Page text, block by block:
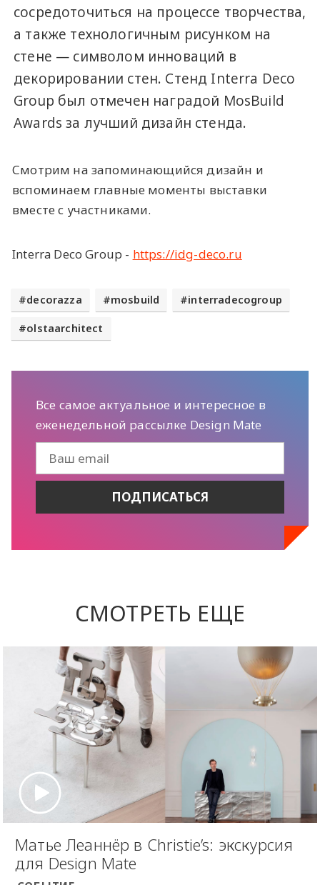
сосредоточиться на процессе творчества,
а также технологичным рисунком на
стене — символом инноваций в
декорировании стен. Стенд Interra Deco
Group был отмечен наградой MosBuild
Awards за лучший дизайн стенда.
Смотрим на запоминающийся дизайн и
вспоминаем главные моменты выставки
вместе с участниками.
Interra Deco Group - https://idg-deco.ru
decorazza mosbuild interradecogroup
olstaarchitect
Все самое актуальное и интересное в
еженедельной рассылке Design Mate
СМОТРЕТЬ ЕЩЕ
Матье Леаннёр в Christie’s: экскурсия
для Design Mate